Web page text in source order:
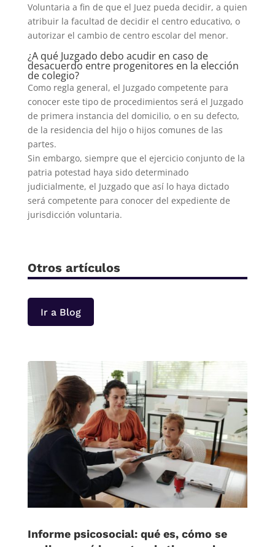
Voluntaria a fin de que el Juez pueda decidir, a quien
atribuir la facultad de decidir el centro educativo, o
autorizar el cambio de centro escolar del menor.
¿A qué Juzgado debo acudir en caso de
desacuerdo entre progenitores en la elección
de colegio?
Como regla general, el Juzgado competente para
conocer este tipo de procedimientos será el Juzgado
de primera instancia del domicilio, o en su defecto,
de la residencia del hijo o hijos comunes de las
partes.
Sin embargo, siempre que el ejercicio conjunto de la
patria potestad haya sido determinado
judicialmente, el Juzgado que así lo haya dictado
será competente para conocer del expediente de
jurisdicción voluntaria.
Otros artículos
Ir a Blog
Informe psicosocial: qué es, cómo se